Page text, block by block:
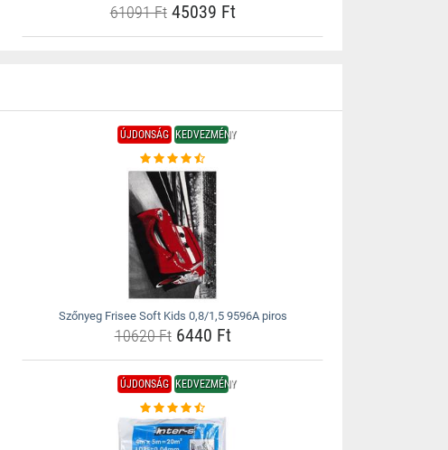
61091 Ft45039 Ft
ÚJDONSÁG KEDVEZMÉNY
Szőnyeg Frisee Soft Kids 0,8/1,5 9596A piros
10620 Ft6440 Ft
ÚJDONSÁG KEDVEZMÉNY